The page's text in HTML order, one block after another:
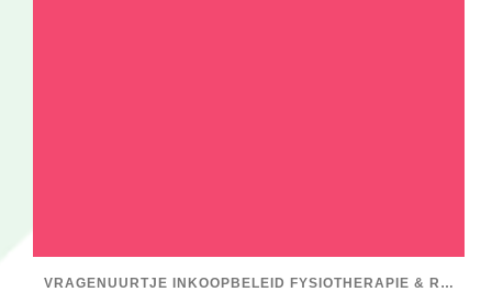
VRAGENUURTJE INKOOPBELEID FYSIOTHERAPIE & RESV, STEL JE VRAGEN!